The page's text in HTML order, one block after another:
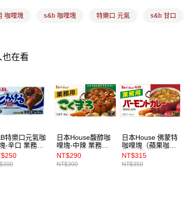
咖哩塊 s&b 咖哩塊 特樂口 元氣 s&b 甘口
也在看
特樂口元氣咖
-辛口 業務用
日本House馥醇咖
哩塊-中辣 業務用
1kg
NT$290
NT$300
日本House 佛蒙特
咖哩塊（蘋果咖哩
塊）-業務用 1kg
NT$315
NT$350